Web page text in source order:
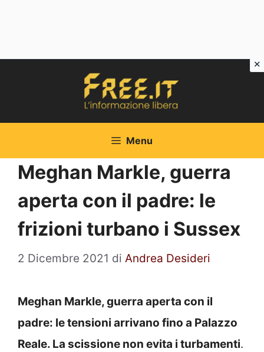
Menu
Meghan Markle, guerra
aperta con il padre: le
frizioni turbano i Sussex
2 Dicembre 2021 di Andrea Desideri
Meghan Markle, guerra aperta con il
padre: le tensioni arrivano fino a Palazzo
Reale. La scissione non evita i turbamenti.